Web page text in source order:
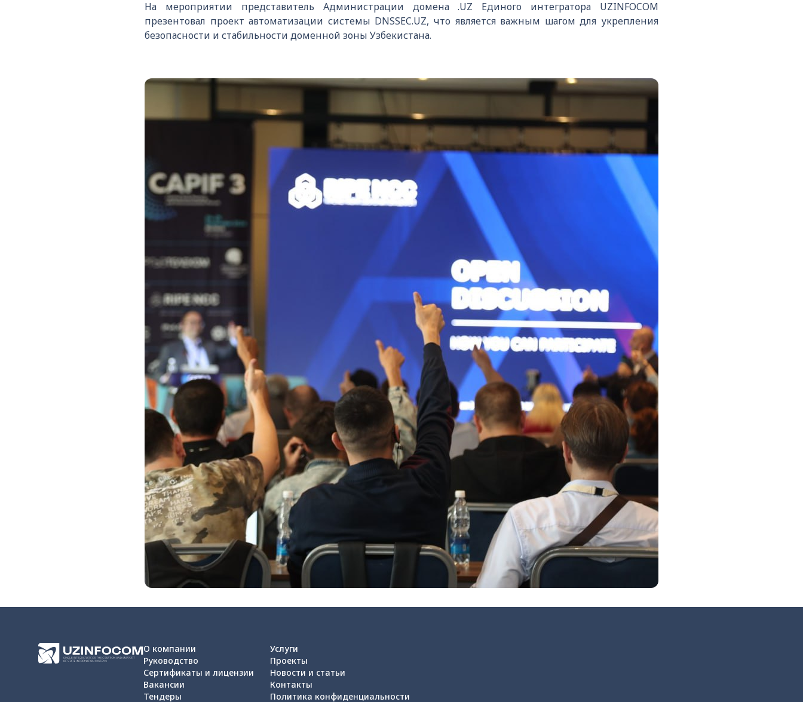
На мероприятии представитель Администрации домена .UZ Единого интегратора UZINFOCOM
презентовал проект автоматизации системы DNSSEC.UZ, что является важным шагом для укрепления
безопасности и стабильности доменной зоны Узбекистана.
О компании
Руководство
Сертификаты и лицензии
Вакансии
Тендеры
Услуги
Проекты
Новости и статьи
Контакты
Политика конфиденциальности